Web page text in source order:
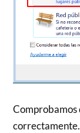
Comprobamos
correctamente.